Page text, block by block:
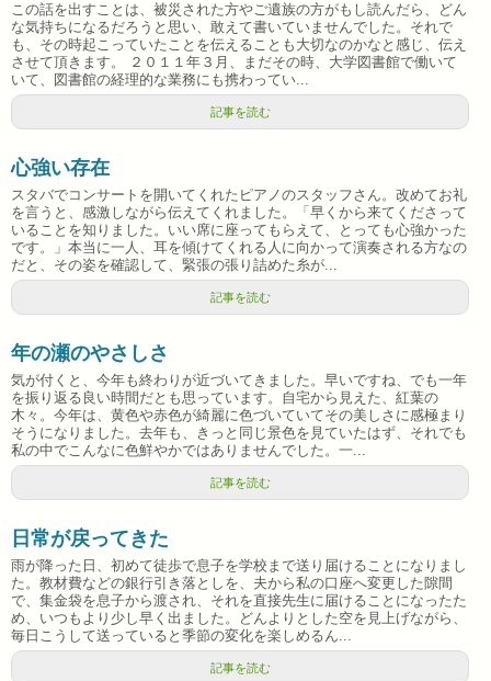
この話を出すことは、被災された方やご遺族の方がもし読んだら、どん
な気持ちになるだろうと思い、敢えて書いていませんでした。それで
も、その時起こっていたことを伝えることも大切なのかなと感じ、伝え
させて頂きます。 ２０１１年３月、まだその時、大学図書館で働いて
いて、図書館の経理的な業務にも携わってい...
記事を読む
心強い存在
スタバでコンサートを開いてくれたピアノのスタッフさん。改めてお礼
を言うと、感激しながら伝えてくれました。「早くから来てくださって
いることを知りました。いい席に座ってもらえて、とっても心強かった
です。」本当に一人、耳を傾けてくれる人に向かって演奏される方なの
だと、その姿を確認して、緊張の張り詰めた糸が...
記事を読む
年の瀬のやさしさ
気が付くと、今年も終わりが近づいてきました。早いですね、でも一年
を振り返る良い時間だとも思っています。自宅から見えた、紅葉の
木々。今年は、黄色や赤色が綺麗に色づいていてその美しさに感極まり
そうになりました。去年も、きっと同じ景色を見ていたはず、それでも
私の中でこんなに色鮮やかではありませんでした。一...
記事を読む
日常が戻ってきた
雨が降った日、初めて徒歩で息子を学校まで送り届けることになりまし
た。教材費などの銀行引き落としを、夫から私の口座へ変更した隙間
で、集金袋を息子から渡され、それを直接先生に届けることになったた
め、いつもより少し早く出ました。どんよりとした空を見上げながら、
毎日こうして送っていると季節の変化を楽しめるん...
記事を読む